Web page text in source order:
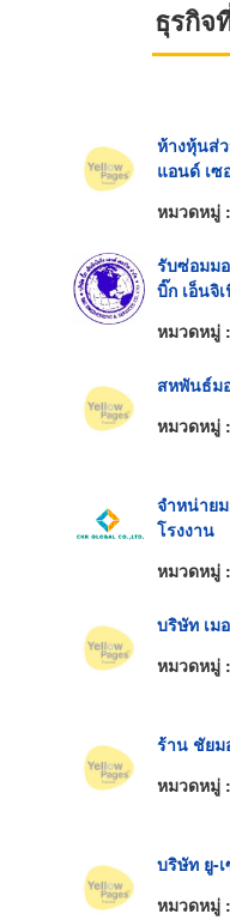
ธุรกิจ
ห้างหุ้นส่
แอนด์ เซ
หมวดหมู่ :
รับซ่อมม
บิ๊ก เอ็นจิ
หมวดหมู่ :
สหพันธ์ม
หมวดหมู่ :
จำหน่าย
โรงงาน
หมวดหมู่ :
บริษัท เม
หมวดหมู่ :
ร้าน ชัยม
หมวดหมู่ :
บริษัท ยู-
หมวดหมู่ :